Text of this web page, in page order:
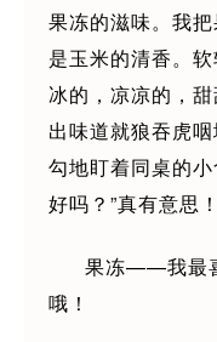
果冻的滋味。我
是玉米的清香。
冰的，凉凉的，
出味道就狼吞虎
勾地盯着同桌的
好吗？”真有意思！
果冻——我最
哦！